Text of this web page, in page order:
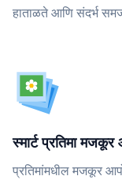
हाताळते आणि संदर्भ
स्मार्ट प्रतिमा
प्रतिमांमधील मजकूर